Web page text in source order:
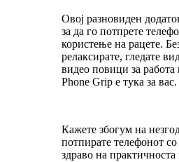
Овој разновиден
за да го потпрете
користење на рацете.
релаксирате, гледате
видео повици за
Phone Grip е тука за вас.
Кажете збогум на
потпирате телефонот
здраво на